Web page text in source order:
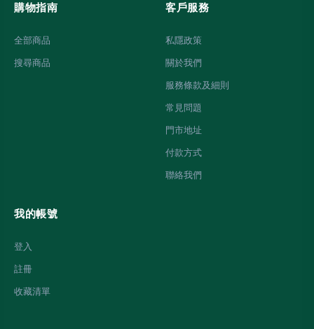
購物指南
全部商品
搜尋商品
客戶服務
私隱政策
關於我們
服務條款及細則
常見問題
門市地址
付款方式
聯絡我們
我的帳號
登入
註冊
收藏清單